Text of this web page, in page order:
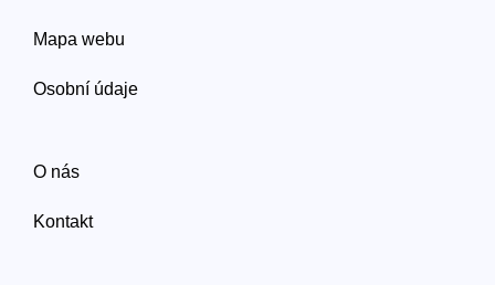
Mapa webu
Osobní údaje
O nás
Kontakt